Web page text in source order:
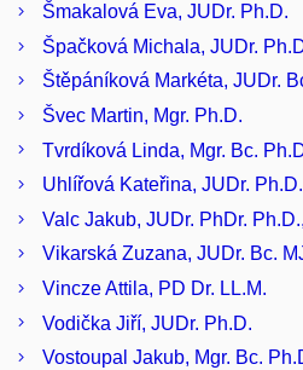
Šmakalová Eva, JUDr. Ph.D.
Špačková Michala, JUDr.
Štěpáníková Markéta, JUDr.
Švec Martin, Mgr. Ph.D.
Tvrdíková Linda, Mgr. Bc.
Uhlířová Kateřina, JUDr.
Valc Jakub, JUDr. PhDr.
Vikarská Zuzana, JUDr. Bc.
Vincze Attila, PD Dr. LL.M.
Vodička Jiří, JUDr. Ph.D.
Vostoupal Jakub, Mgr. Bc.